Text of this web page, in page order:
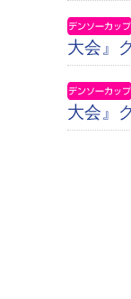
大会』
大会』